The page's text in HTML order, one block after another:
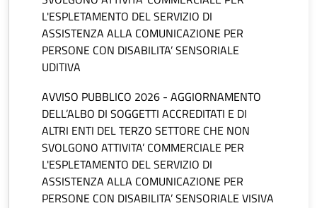
L'ESPLETAMENTO DEL SERVIZIO DI
ASSISTENZA ALLA COMUNICAZIONE PER
PERSONE CON DISABILITA’ SENSORIALE
UDITIVA
AVVISO PUBBLICO 2026 - AGGIORNAMENTO
DELL’ALBO DI SOGGETTI ACCREDITATI E DI
ALTRI ENTI DEL TERZO SETTORE CHE NON
SVOLGONO ATTIVITA’ COMMERCIALE PER
L'ESPLETAMENTO DEL SERVIZIO DI
ASSISTENZA ALLA COMUNICAZIONE PER
PERSONE CON DISABILITA’ SENSORIALE VISIVA